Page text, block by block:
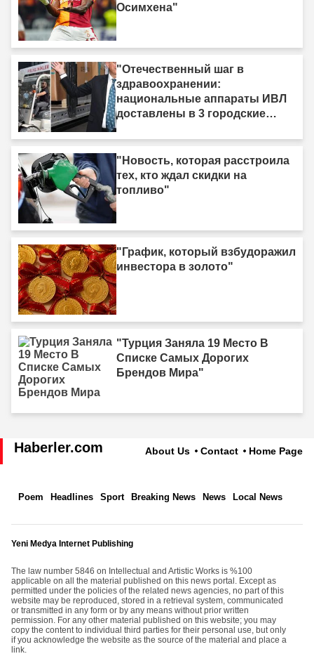
Осимхена"
"Отечественный шаг в
здравоохранении:
национальные аппараты ИВЛ
доставлены в 3 городские
"Новость, которая расстроила
тех, кто ждал скидки на
топливо"
"График, который взбудоражил
инвестора в золото"
"Турция Заняла 19 Место В
Списке Самых Дорогих
Брендов Мира"
Haberler.com About Us Contact Home Page
Poem Headlines Sport Breaking News News Local News
Yeni Medya Internet Publishing
The law number 5846 on Intellectual and Artistic Works is %100
applicable on all the material published on this news portal. Except as
permitted under the policies of the related news agencies, no part of this
website may be reproduced, stored in a retrieval system, communicated
or transmitted in any form or by any means without prior written
permission. For any other material published on this website; you may
copy the content to individual third parties for their personal use, but only
if you acknowledge the website as the source of the material and place a
link.